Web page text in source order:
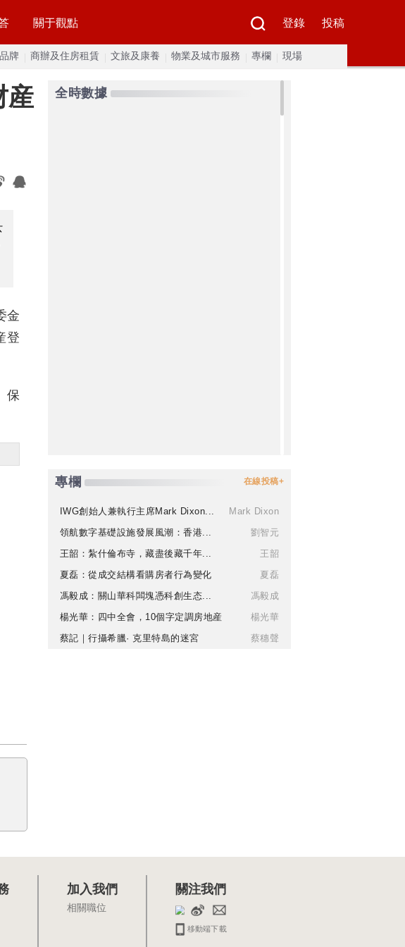
關于觀點 登錄 投稿
牌 商辦及住房租賃 文旅及康養 物業及城市服務 專欄 現場
産
金
登
保
全時數據
專欄 在線投稿+
IWG創始人兼執行主席Mark Dixon...
Mark Dixon
領航數字基礎設施發展風潮：香港...
劉智元
王韶：紮什倫布寺，藏盡後藏千年...
王韶
夏磊：從成交結構看購房者行為變化
夏磊
馮毅成：關山華科闆塊憑科創生态...
馮毅成
楊光華：四中全會，10個字定調房地産
楊光華
蔡記｜行攝希臘· 克里特島的迷宮
蔡穗聲
加入我們
相關職位
關注我們
移動端下載